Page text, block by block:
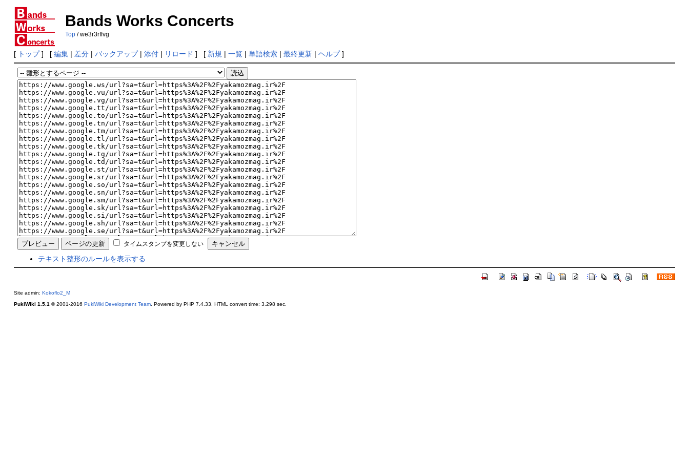
Bands Works Concerts
Top/ we3r3rffvg
[ トップ] [ 編集| 差分| バックアップ| 添付| リロード ] [ 新規 | 一覧| 単語検索| 最終更新| ヘルプ]
タイムスタンプを変更しない
テキスト整形のルールを表示する
Site admin: Kokoflo2_M
PukiWiki 1.5.1 © 2001-2016 PukiWiki Development Team. Powered by PHP 7.4.33. HTML convert time: 3.298 sec.